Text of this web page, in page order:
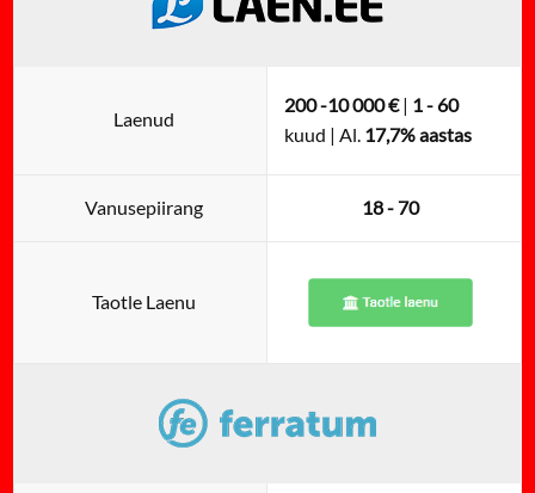
Laenud
200 -10 000 €| 1 - 60
kuud | Al. 17,7% aastas
Vanusepiirang 18 - 70
Taotle Laenu